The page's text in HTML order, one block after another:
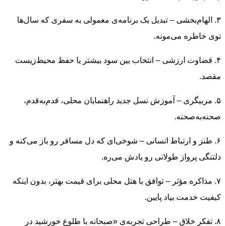
۳. الهام‌بخشی – تبدیل یک برنامه‌ی معمولی به سفری که سال‌ها
توی خاطره می‌مونه.
۴. قضاوت ارزشی – انتخاب بین سود بیشتر یا حفظ محیط‌زیست
مقصد.
۵. مربیگری – آموزش نسل جدید راهنمایان محلی، قدم‌به‌قدم،
صحنه‌به‌صحنه.
۶. طنز و ارتباط انسانی – شوخی‌ای که دل مسافر رو باز می‌کنه و
دلتنگی پرواز طولانی رو یادش می‌ره.
۷. مذاکره مؤثر – توافق با هتل محلی برای قیمت بهتر، بدون اینکه
کیفیت خدمت بیاد پایین.
۸. تفکر خلاق – طراحی تجربه‌ی «صبحانه با طلوع خورشید در